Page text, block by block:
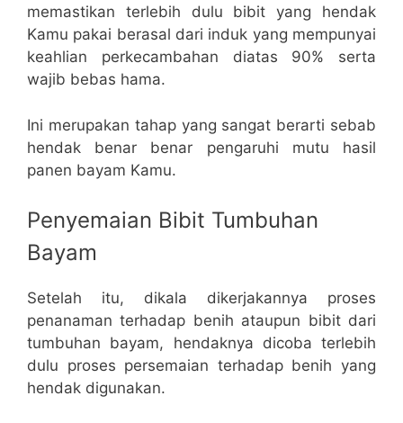
memastikan terlebih dulu bibit yang hendak
Kamu pakai berasal dari induk yang mempunyai
keahlian perkecambahan diatas 90% serta
wajib bebas hama.
Ini merupakan tahap yang sangat berarti sebab
hendak benar benar pengaruhi mutu hasil
panen bayam Kamu.
Penyemaian Bibit Tumbuhan
Bayam
Setelah itu, dikala dikerjakannya proses
penanaman terhadap benih ataupun bibit dari
tumbuhan bayam, hendaknya dicoba terlebih
dulu proses persemaian terhadap benih yang
hendak digunakan.